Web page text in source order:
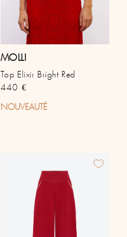
MOLLI
Top Elixir Bright Red
Prix habituel
440 €
NOUVEAUTÉ